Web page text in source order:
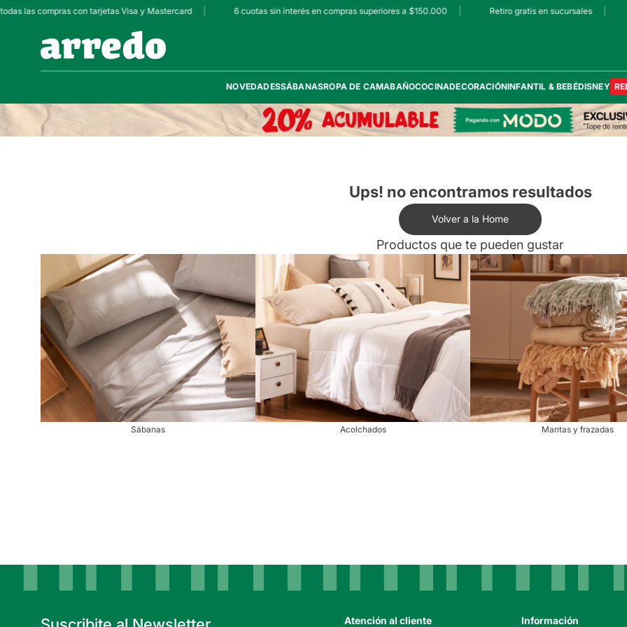
las compras con tarjetas Visa y Mastercard 6 cuotas sin interés en compras superiores a $150.000 Retiro gratis en sucursales
NOVEDADESSÁBANASROPA DE CAMABAÑOCOCINADECORACIÓNINFANTIL & BEBÉDISNEY
Ups! no encontramos resultados
Volver a la Home
Productos que te pueden gustar
Sábanas Acolchados Mantas y frazadas
Atención al cliente Información